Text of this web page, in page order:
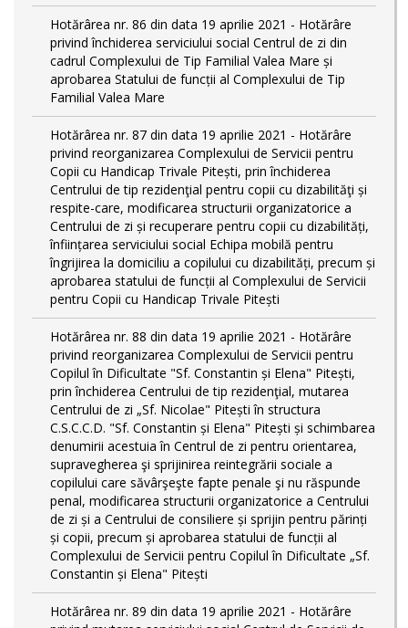
Hotărârea nr. 86 din data 19 aprilie 2021 - Hotărâre
privind închiderea serviciului social Centrul de zi din
cadrul Complexului de Tip Familial Valea Mare și
aprobarea Statului de funcții al Complexului de Tip
Familial Valea Mare
Hotărârea nr. 87 din data 19 aprilie 2021 - Hotărâre
privind reorganizarea Complexului de Servicii pentru
Copii cu Handicap Trivale Pitești, prin închiderea
Centrului de tip rezidenţial pentru copii cu dizabilităţi și
respite-care, modificarea structurii organizatorice a
Centrului de zi și recuperare pentru copii cu dizabilități,
înființarea serviciului social Echipa mobilă pentru
îngrijirea la domiciliu a copilului cu dizabilități, precum și
aprobarea statului de funcții al Complexului de Servicii
pentru Copii cu Handicap Trivale Pitești
Hotărârea nr. 88 din data 19 aprilie 2021 - Hotărâre
privind reorganizarea Complexului de Servicii pentru
Copilul în Dificultate "Sf. Constantin și Elena" Pitești,
prin închiderea Centrului de tip rezidenţial, mutarea
Centrului de zi „Sf. Nicolae" Pitești în structura
C.S.C.C.D. "Sf. Constantin și Elena" Pitești și schimbarea
denumirii acestuia în Centrul de zi pentru orientarea,
supravegherea şi sprijinirea reintegrării sociale a
copilului care săvârşeşte fapte penale şi nu răspunde
penal, modificarea structurii organizatorice a Centrului
de zi și a Centrului de consiliere și sprijin pentru părinți
și copii, precum și aprobarea statului de funcții al
Complexului de Servicii pentru Copilul în Dificultate „Sf.
Constantin și Elena" Pitești
Hotărârea nr. 89 din data 19 aprilie 2021 - Hotărâre